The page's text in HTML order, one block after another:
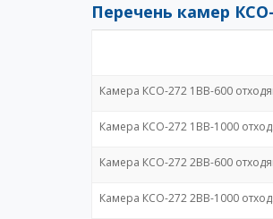
Перечень камер
Камера КСО-272 1BB-600
Камера КСО-272 1BB-1000
Камера КСО-272 2BB-600
Камера КСО-272 2BB-1000